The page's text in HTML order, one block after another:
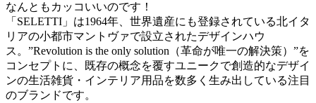
なんともカッコいいのです！
「SELETTI」は1964年、世界遺産にも登録されている北イタ
リアの小都市マントヴァで設立されたデザインハウ
ス。”Revolution is the only solution（革命が唯一の解決策）”を
コンセプトに、既存の概念を覆すユニークで創造的なデザイ
ンの生活雑貨・インテリア用品を数多く生み出している注目
のブランドです。